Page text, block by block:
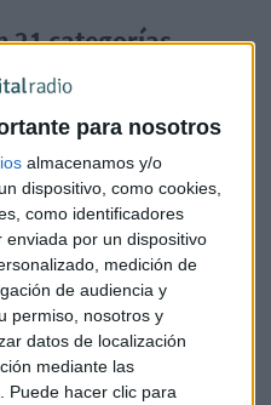
para nosotros
almacenamos y/o
dispositivo, como cookies,
como identificadores
por un dispositivo
medición de
de audiencia y
permiso, nosotros y
datos de localización
mediante las
Puede hacer clic para
21 categorías
para premiar la
sectores. Estos han sido
Livall
y el Empleo:
Trading: IG
más Innovador: CMC
Grünenthal